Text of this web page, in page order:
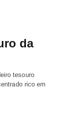
da
tesouro
rico em